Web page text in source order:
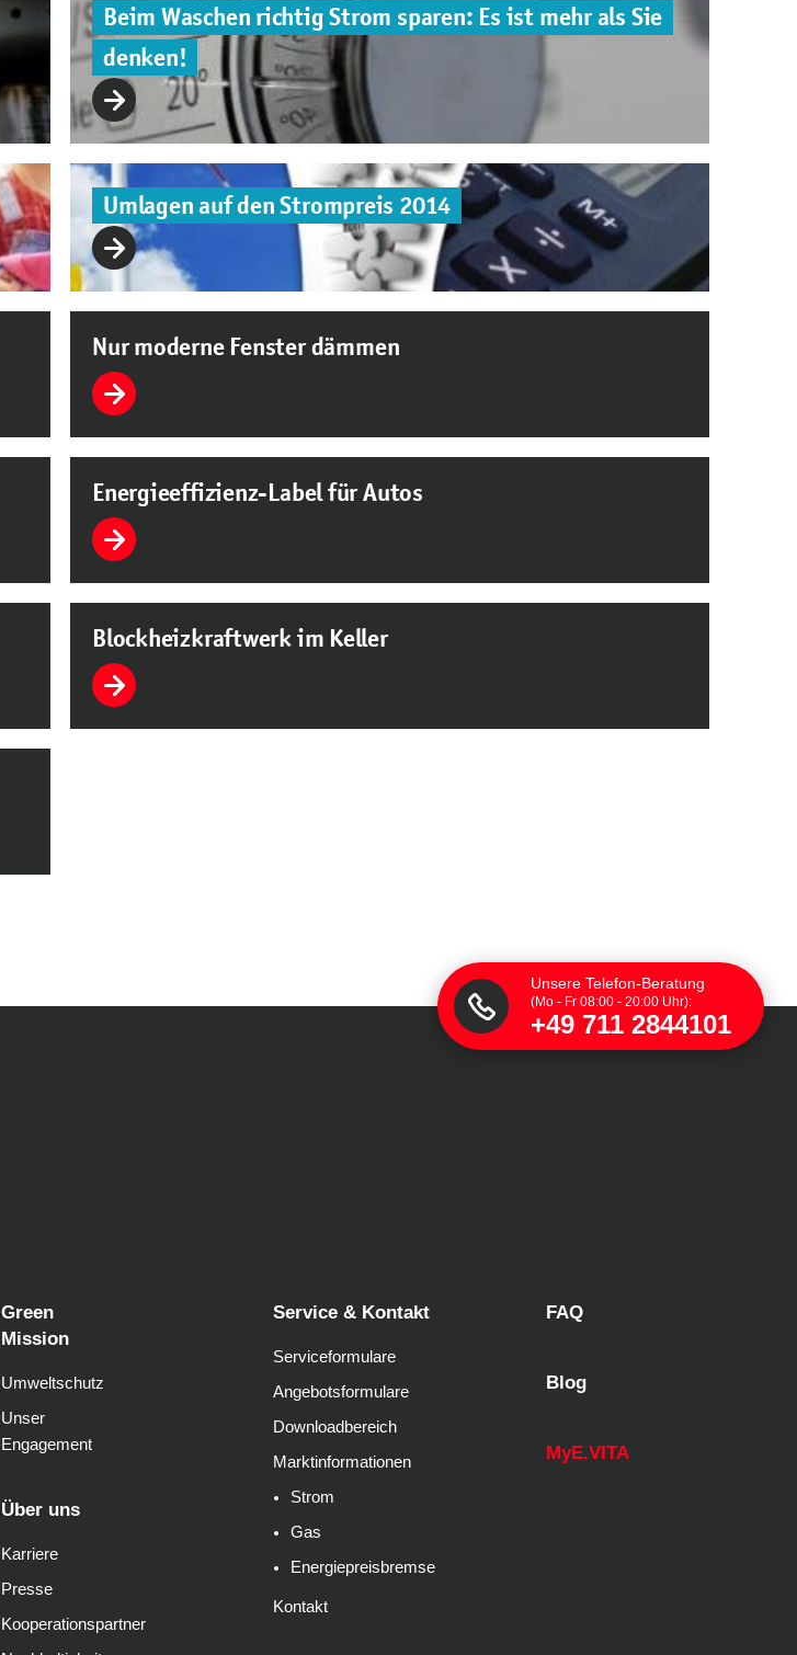
Beim Waschen richtig Strom sparen: Es ist mehr als Sie
denken!
Umlagen auf den Strompreis 2014
Nur moderne Fenster dämmen
Energieeffizienz-Label für Autos
Blockheizkraftwerk im Keller
Green
Mission
Umweltschutz
Unser
Engagement
Über uns
Karriere
Presse
Kooperationspartner
Service & Kontakt
Serviceformulare
Angebotsformulare
Downloadbereich
Marktinformationen
Strom
Gas
Energiepreisbremse
Kontakt
FAQ
Blog
MyE.VITA
Unsere Telefon-Beratung
(Mo - Fr 08:00 - 20:00 Uhr):
+49 711 2844101